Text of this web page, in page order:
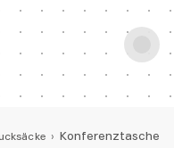
› Konferenztasche